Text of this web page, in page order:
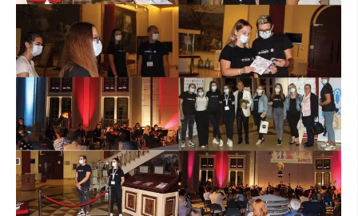
СПАСИТЕЛНА СТАНИЦА ВОДНО
ПРОЕКТИ – ПОДГОТВЕНОСТ И ДЕЈСТВУВАЊЕ ПРИ КАТАСТРОФИ
ОДНОСИ СО ЈАВНОСТ
ИСТРАЖУВАЊЕ НА ЈАВНО МИСЛЕЊЕ
МЕЃУНАРОДНА СОРАБОТКА
ДОГОВОРИ
ЗНАЧЕЊЕ НА СЛУЖБАТА ЗА БАРАЊЕ